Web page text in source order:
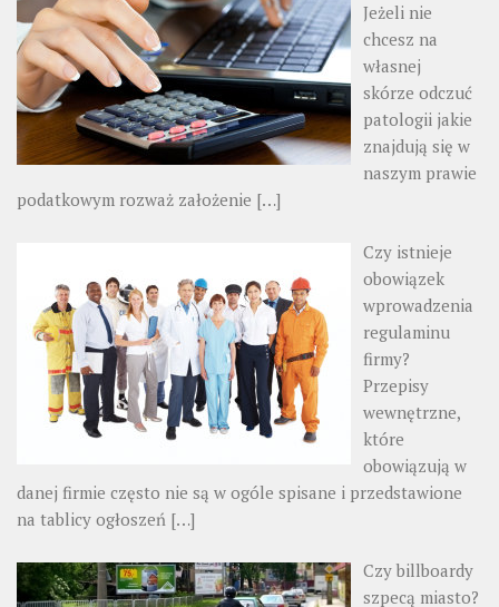
Jeżeli nie
chcesz na
własnej
skórze odczuć
patologii jakie
znajdują się w
naszym prawie
podatkowym rozważ założenie […]
Czy istnieje
obowiązek
wprowadzenia
regulaminu
firmy?
Przepisy
wewnętrzne,
które
obowiązują w
danej firmie często nie są w ogóle spisane i przedstawione
na tablicy ogłoszeń […]
Czy billboardy
szpecą miasto?